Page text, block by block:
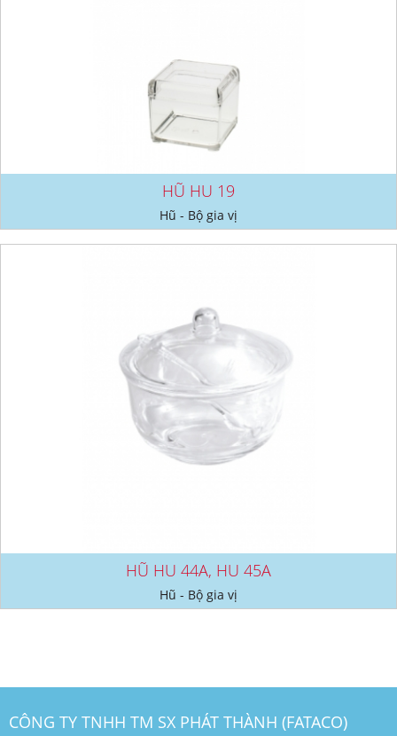
HŨ HU 19
Hũ - Bộ gia vị
HŨ HU 44A, HU 45A
Hũ - Bộ gia vị
CÔNG TY TNHH TM SX PHÁT THÀNH (FATACO)